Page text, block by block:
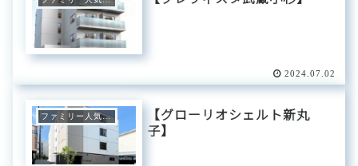
2024.07.02
ファミリー人気エリア
【グローリオシェルト新丸
子】